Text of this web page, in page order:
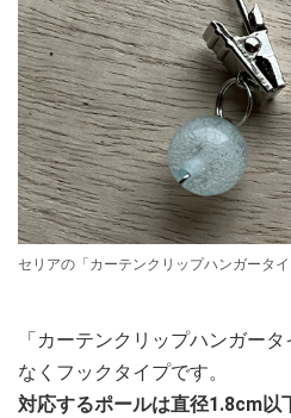
セリアの「カーテンクリップハンガータ
「カーテンクリップハンガー
なくフックタイプです。
対応するポールは直径1.8cm以